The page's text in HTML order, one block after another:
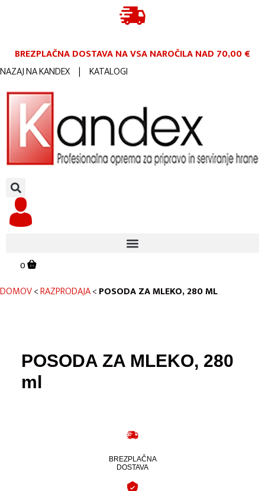
BREZPLAČNA DOSTAVA NA VSA NAROČILANAD 70,00 €
NAZAJ NA KANDEX | KATALOGI
0
DOMOV<RAZPRODAJA<POSODA ZA MLEKO, 280 ML
POSODA ZA MLEKO, 280
ml
BREZPLAČNA
DOSTAVA